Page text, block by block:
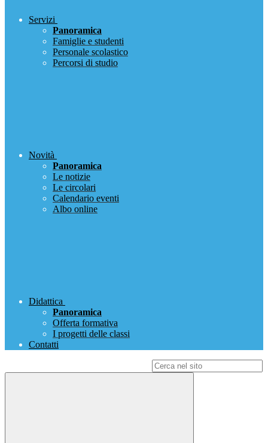
Servizi
Panoramica
Famiglie e studenti
Personale scolastico
Percorsi di studio
Novità
Panoramica
Le notizie
Le circolari
Calendario eventi
Albo online
Didattica
Panoramica
Offerta formativa
I progetti delle classi
Contatti